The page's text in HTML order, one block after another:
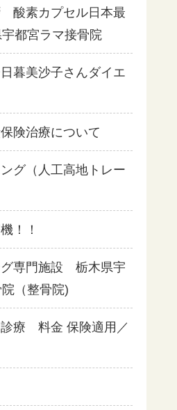
酸素カプセル日本最
都宮ラマ接骨院
暮美沙子さんダイエ
険治療について
グ（人工高地トレー
！！
専門施設 栃木県宇
（整骨院)
療 料金 保険適用／